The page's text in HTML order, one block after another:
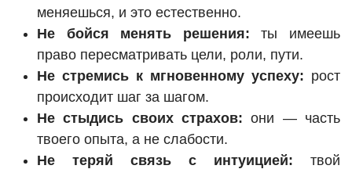
меняешься, и это естественно.
Не бойся менять решения: ты имеешь
право пересматривать цели, роли, пути.
Не стремись к мгновенному успеху: рост
происходит шаг за шагом.
Не стыдись своих страхов: они — часть
твоего опыта, а не слабости.
Не теряй связь с интуицией: твой